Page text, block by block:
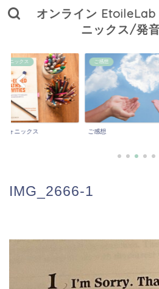
オンライン EtoileLab
ニックス/発
ックス
ニックス
ご感想
ご感想
IMG_2666-1